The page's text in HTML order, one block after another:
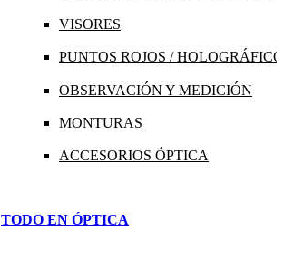
VISORES
PUNTOS ROJOS /
OBSERVACIÓN Y MEDICIÓN
MONTURAS
ACCESORIOS ÓPTICA
TODO EN ÓPTICA